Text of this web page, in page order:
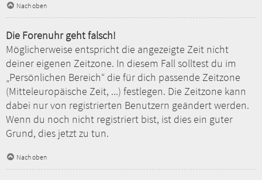
Nach oben
Die Forenuhr geht falsch!
Möglicherweise entspricht die angezeigte Zeit nicht
deiner eigenen Zeitzone. In diesem Fall solltest du im
„Persönlichen Bereich“ die für dich passende Zeitzone
(Mitteleuropäische Zeit, ...) festlegen. Die Zeitzone kann
dabei nur von registrierten Benutzern geändert werden.
Wenn du noch nicht registriert bist, ist dies ein guter
Grund, dies jetzt zu tun.
Nach oben